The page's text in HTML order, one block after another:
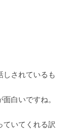
しされているも
白いですね。
ていてくれる訳